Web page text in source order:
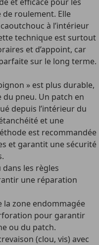
roulement. Elle
à l’intérieur
technique est surtout
et d’appoint, car
sur le long terme.
» est plus durable,
pneu. Un patch en
depuis l’intérieur du
et une
est recommandée
et garantit une sécurité
les règles
une réparation
la zone endommagée
pour garantir
ou du patch.
(clou, vis) avec